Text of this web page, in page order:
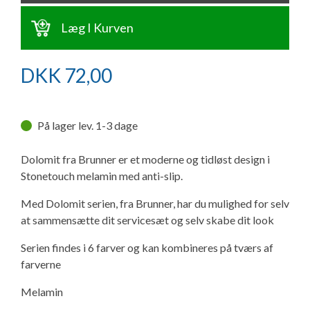
Adria Astella
Next
Hobby Prestige
Hobby Maxia
Ny campingvogn - godt at vide
Lille campingvogn
Finansiering af campingvogn
Forsikring af campingvogn
Vil du sælge din campingvogn?
Brugte telte og udstyr
Isabella fortelte
Isabella Fortelte
Isabella Lufttelte
Isabella weekend- og vinterfortelte
Camping erhverv
Adria Coral
Adria Compact
Internet i campingvognen
Aircondition og klimaanlæg
Gas-komfort i din campingvogn
E-trailer kontrol- og sikkerhedsapp
Byvand - rindende vand i campingvognen
3 spændende ideer til campingvognen
GPS tracker til autocamper og campingvogn
GRØN Virksomhed
Tuxer måleskemaer
Konkurrenceregler
Handelsbetingelser - webshop
Cookie & Privatlivspolitik
Læg I Kurven
DKK 72,00
På lager lev. 1-3 dage
Dolomit fra Brunner er et moderne og tidløst design i
Stonetouch melamin med anti-slip.
Med Dolomit serien, fra Brunner, har du mulighed for selv
at sammensætte dit servicesæt og selv skabe dit look
Serien findes i 6 farver og kan kombineres på tværs af
farverne
Melamin